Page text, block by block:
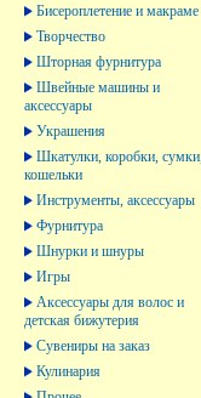
Бисероплетение и макраме
Творчество
Шторная фурнитура
Швейные машины и
аксессуары
Украшения
Шкатулки, коробки, сумки,
кошельки
Инструменты, аксессуары
Фурнитура
Шнурки и шнуры
Игры
Аксессуары для волос и
детская бижутерия
Сувениры на заказ
Кулинария